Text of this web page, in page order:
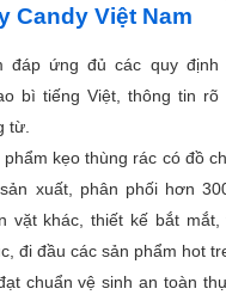
Candy Việt Nam
đáp ứng đủ các quy
bì tiếng Việt, thông tin rõ
từ.
phẩm kẹo thùng rác có đồ
xuất, phân phối hơn
vặt khác, thiết kế bắt
đi đầu các sản phẩm hot
chuẩn vệ sinh an toàn